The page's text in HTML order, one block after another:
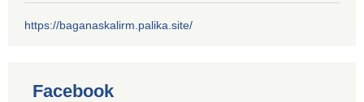
https://baganaskalirm.palika.site/
Facebook